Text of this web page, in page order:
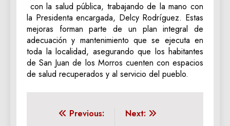
con la salud pública, trabajando de la mano con
la Presidenta encargada, Delcy Rodríguez. Estas
mejoras forman parte de un plan integral de
adecuación y mantenimiento que se ejecuta en
toda la localidad, asegurando que los habitantes
de San Juan de los Morros cuenten con espacios
de salud recuperados y al servicio del pueblo.
Navegación
Previous:
Next: